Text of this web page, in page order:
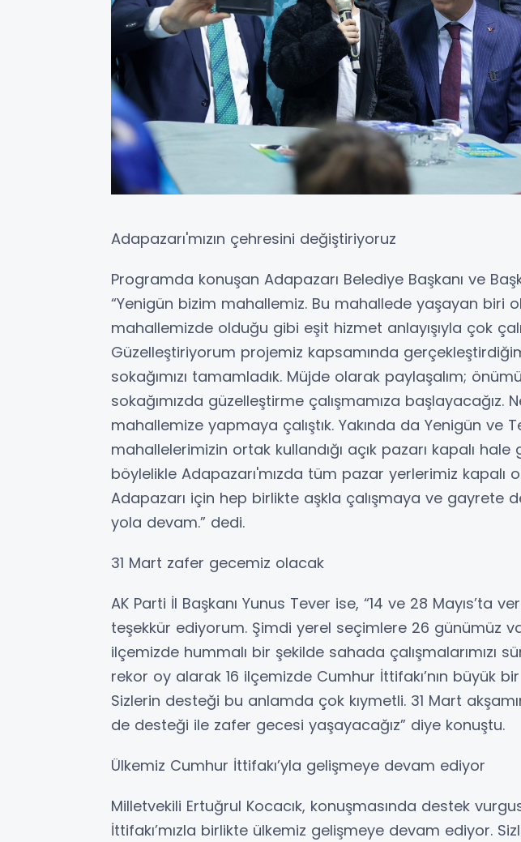
Adapazarı'mızın çehresini değiştiriyoruz
Programda konuşan Adapazarı Belediye Başkanı ve
“Yenigün bizim mahallemiz. Bu mahallede yaşayan biri
mahallemizde olduğu gibi eşit hizmet anlayışıyla çok
Güzelleştiriyorum projemiz kapsamında
sokağımızı tamamladık. Müjde olarak paylaşalım;
sokağımızda güzelleştirme çalışmamıza başlayacağız.
mahallemize yapmaya çalıştık. Yakında da Yenigün ve
mahallelerimizin ortak kullandığı açık pazarı kapalı
böylelikle Adapazarı'mızda tüm pazar yerlerimiz kapalı
Adapazarı için hep birlikte aşkla çalışmaya ve gayrete
yola devam.” dedi.
31 Mart zafer gecemiz olacak
AK Parti İl Başkanı Yunus Tever ise, “14 ve 28 Mayıs’ta
teşekkür ediyorum. Şimdi yerel seçimlere 26 günümüz
ilçemizde hummalı bir şekilde sahada çalışmalarımızı
rekor oy alarak 16 ilçemizde Cumhur İttifakı’nın büyük
Sizlerin desteği bu anlamda çok kıymetli. 31 Mart
de desteği ile zafer gecesi yaşayacağız” diye konuştu.
Ülkemiz Cumhur İttifakı’yla gelişmeye devam ediyor
Milletvekili Ertuğrul Kocacık, konuşmasında destek
İttifakı’mızla birlikte ülkemiz gelişmeye devam ediyor.